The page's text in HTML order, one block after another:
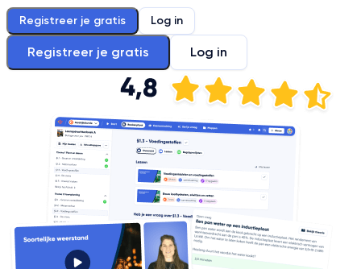
Registreer je gratis Log in
Registreer je gratis Log in